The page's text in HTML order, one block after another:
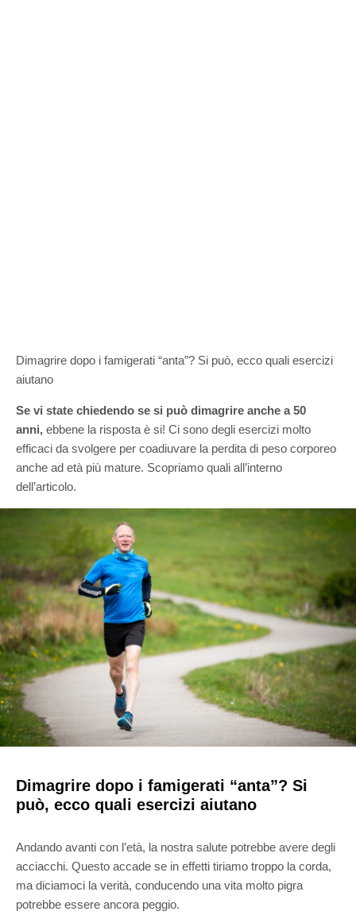
Dimagrire dopo i famigerati “anta”? Si può, ecco quali esercizi
aiutano
Se vi state chiedendo se si può dimagrire anche a 50
anni, ebbene la risposta è si! Ci sono degli esercizi molto
efficaci da svolgere per coadiuvare la perdita di peso corporeo
anche ad età più mature. Scopriamo quali all’interno
dell’articolo.
Dimagrire dopo i famigerati “anta”? Si
può, ecco quali esercizi aiutano
Andando avanti con l’età, la nostra salute potrebbe avere degli
acciacchi. Questo accade se in effetti tiriamo troppo la corda,
ma diciamoci la verità, conducendo una vita molto pigra
potrebbe essere ancora peggio.